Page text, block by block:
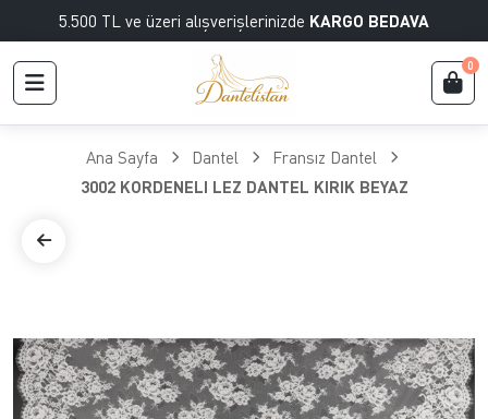
5.500 TL ve üzeri alışverişlerinizde KARGO BEDAVA
0
Ana Sayfa Dantel
Fransız Dantel
3002 KORDENELI LEZ DANTEL KIRIK BEYAZ